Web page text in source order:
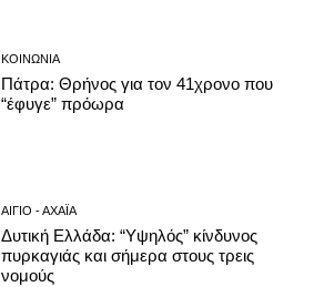
ΚΟΙΝΩΝΊΑ
Πάτρα: Θρήνος για τον 41χρονο που
“έφυγε” πρόωρα
ΑΊΓΙΟ - ΑΧΑΪ́Α
Δυτική Ελλάδα: “Υψηλός” κίνδυνος
πυρκαγιάς και σήμερα στους τρεις
νομούς